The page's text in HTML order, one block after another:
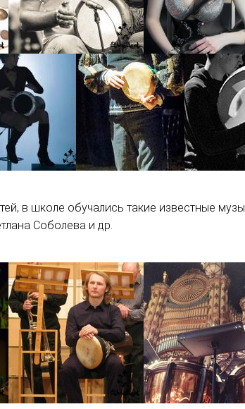
в школе обучались такие известные
Соболева и др.